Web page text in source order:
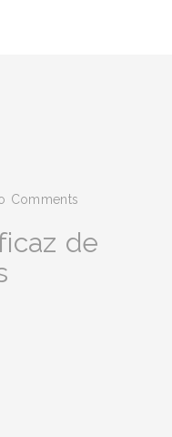
Comments
de